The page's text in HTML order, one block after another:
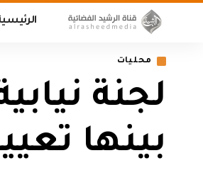
محليات
لجنة
بينها